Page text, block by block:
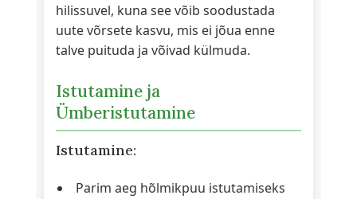
hilissuvel, kuna see võib soodustada
uute võrsete kasvu, mis ei jõua enne
talve puituda ja võivad külmuda.
Istutamine ja
Ümberistutamine
Istutamine:
Parim aeg hõlmikpuu istutamiseks